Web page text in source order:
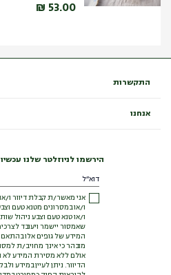
₪ 53.00
התקשרות
אנחנו
הירשמו לניוזלטר שלנו
אני מאשר/ת קבלת דיוור ו/
ו/או במסרונים מטנא טעם
ו/או טנא טעם וצבע ניהול
שאמסור יישמר ויעובד
המידע של גופים אלו בהתאם
מובהר כי אינך מחויב/ת
אולם ללא מסירת המידע לא
הדיוור. ניתן לעיין במידע